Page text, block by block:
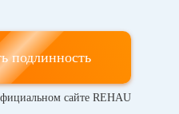
подлинность
сайте REHAU